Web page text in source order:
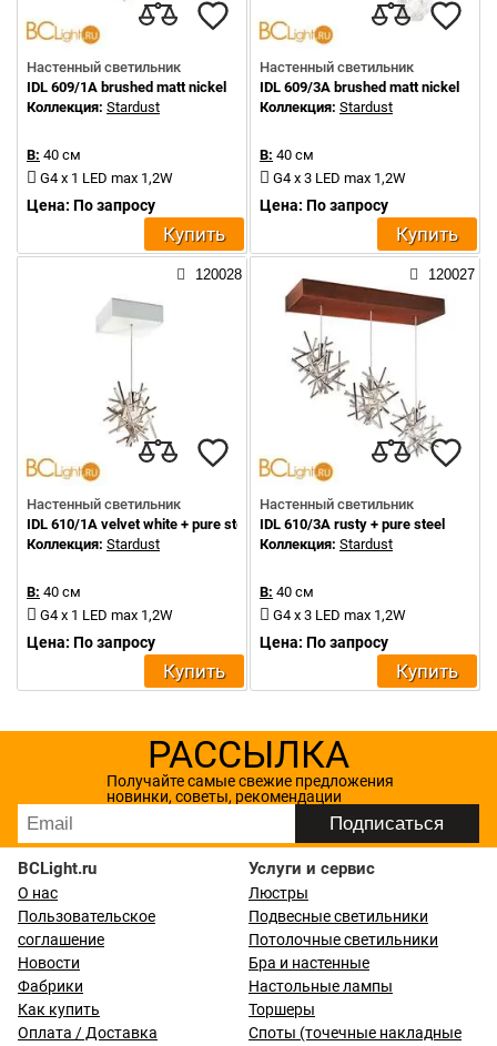
Настенный светильник
IDL 609/1A brushed matt nickel
Коллекция: Stardust
В: 40 см
G4 x 1 LED max 1,2W
Цена: По запросу
Купить
Настенный светильник
IDL 609/3A brushed matt nickel
Коллекция: Stardust
В: 40 см
G4 x 3 LED max 1,2W
Цена: По запросу
Купить
120028
Настенный светильник
IDL 610/1A velvet white + pure steel
Коллекция: Stardust
В: 40 см
G4 x 1 LED max 1,2W
Цена: По запросу
Купить
120027
Настенный светильник
IDL 610/3A rusty + pure steel
Коллекция: Stardust
В: 40 см
G4 x 3 LED max 1,2W
Цена: По запросу
Купить
РАССЫЛКА
Получайте самые свежие предложения
новинки, советы, рекомендации
BCLight.ru
О нас
Пользовательское
соглашение
Новости
Фабрики
Как купить
Оплата / Доставка
Услуги и сервис
Люстры
Подвесные светильники
Потолочные светильники
Бра и настенные
Настольные лампы
Торшеры
Споты (точечные накладные